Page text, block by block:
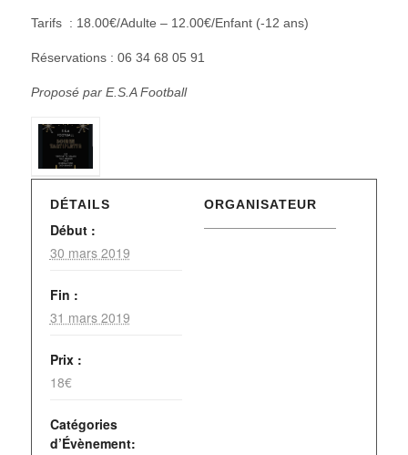
Tarifs : 18.00€/Adulte – 12.00€/Enfant (-12 ans)
Réservations : 06 34 68 05 91
Proposé par E.S.A Football
DÉTAILS
Début :
30 mars 2019
Fin :
31 mars 2019
Prix :
18€
Catégories
d’Évènement:
ORGANISATEUR